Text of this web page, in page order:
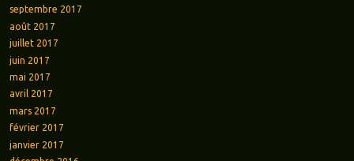
septembre 2017
août 2017
juillet 2017
juin 2017
mai 2017
avril 2017
mars 2017
février 2017
janvier 2017